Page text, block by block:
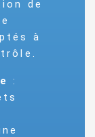
de
à
: